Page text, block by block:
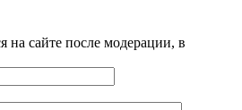
на сайте после модерации, в